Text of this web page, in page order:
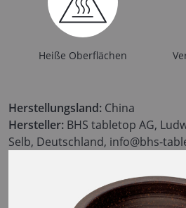
Heiße Oberflächen
Herstellungsland: China
Hersteller: BHS tabletop AG,
Selb, Deutschland, info@bhs-